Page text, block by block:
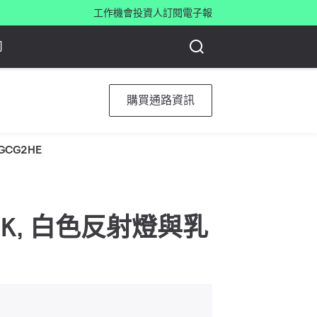
工作機會投資人訂閱電子報
購買通路資訊
白色反射燈與乳